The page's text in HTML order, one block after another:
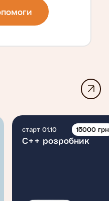
старт 01.10 15000 грн
C++ розробник